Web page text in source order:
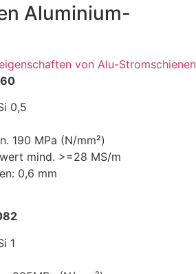
Aluminium-
von Alu-Stromschienen
0,5
190 MPa (N/mm²)
mind. >=28 MS/m
0,6 mm
1